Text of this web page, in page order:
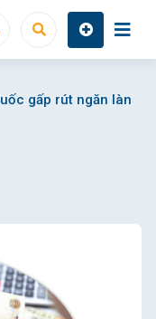
gấp rút ngăn làn